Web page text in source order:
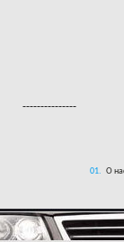
---------------
01. О